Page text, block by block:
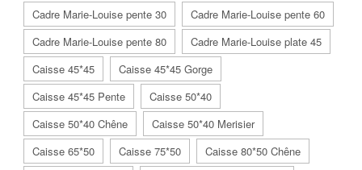
Cadre Marie-Louise pente 30
Cadre Marie-Louise pente 60
Cadre Marie-Louise pente 80
Cadre Marie-Louise plate 45
Caisse 45*45
Caisse 45*45 Gorge
Caisse 45*45 Pente
Caisse 50*40
Caisse 50*40 Chêne
Caisse 50*40 Merisier
Caisse 65*50
Caisse 75*50
Caisse 80*50 Chêne